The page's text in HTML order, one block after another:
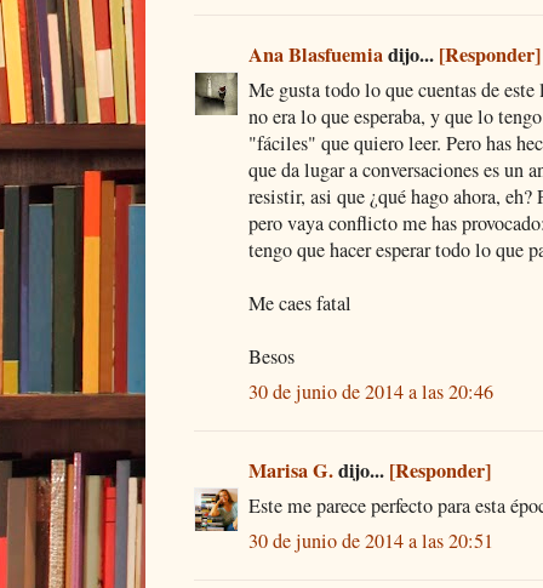
Ana Blasfuemiadijo... [Responder]
Me gusta todo lo que cuentas de
no era lo que esperaba, y que lo
"fáciles" que quiero leer. Pero has
que da lugar a conversaciones es un
resistir, asi que ¿qué hago ahora,
pero vaya conflicto me has
tengo que hacer esperar todo lo que
Me caes fatal
Besos
30 de junio de 2014 a las 20:46
Marisa G.dijo... [Responder]
Este me parece perfecto para esta
30 de junio de 2014 a las 20:51